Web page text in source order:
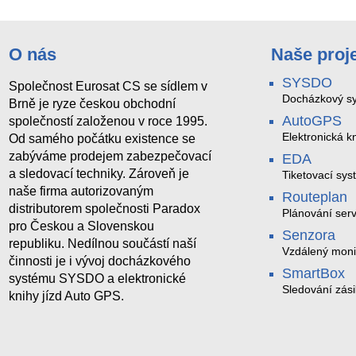
O nás
Společnost Eurosat CS se sídlem v
Brně je ryze českou obchodní
společností založenou v roce 1995.
Od samého počátku existence se
zabýváme prodejem zabezpečovací
a sledovací techniky. Zároveň je
naše firma autorizovaným
distributorem společnosti Paradox
pro Českou a Slovenskou
republiku. Nedílnou součástí naší
činnosti je i vývoj docházkového
systému SYSDO a elektronické
knihy jízd Auto GPS.
Naše
SYSDO
Docházkový
AutoGPS
Elektronická
EDA
Tiketovací
Routeplan
Plánování
Senzora
Vzdálený
SmartBox
Sledování